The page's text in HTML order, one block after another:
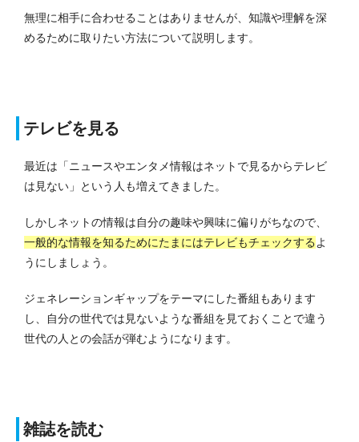
無理に相手に合わせることはありませんが、知識や理解を深
めるために取りたい方法について説明します。
テレビを見る
最近は「ニュースやエンタメ情報はネットで見るからテレビ
は見ない」という人も増えてきました。
しかしネットの情報は自分の趣味や興味に偏りがちなので、
一般的な情報を知るためにたまにはテレビもチェックする よ
うにしましょう。
ジェネレーションギャップをテーマにした番組もあります
し、自分の世代では見ないような番組を見ておくことで違う
世代の人との会話が弾むようになります。
雑誌を読む